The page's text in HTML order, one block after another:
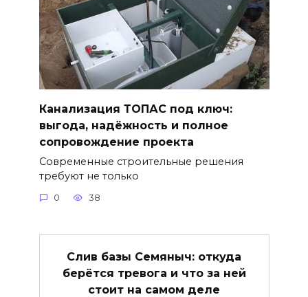
Канализация ТОПАС под ключ:
выгода, надёжность и полное
сопровождение проекта
Современные строительные решения
требуют не только
0 38
Слив базы Семяныч: откуда
берётся тревога и что за ней
стоит на самом деле